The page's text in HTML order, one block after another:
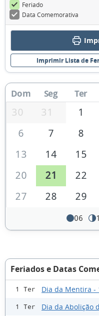
Feriado
Data Comemorativa
Imprimir Lista de
Dom Seg Ter
30 31 1
6
7 8
13
14 15
20
21 22
27
28 29
06
Feriados e Datas
1 Ter Dia da Mentira -
1 Ter Dia da Abolição